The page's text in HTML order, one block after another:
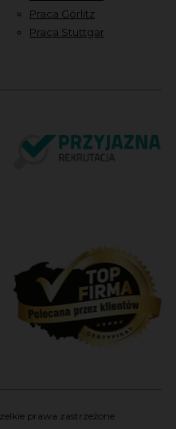
Praca Görlitz
Praca Stuttgar
prawa zastrzeżone